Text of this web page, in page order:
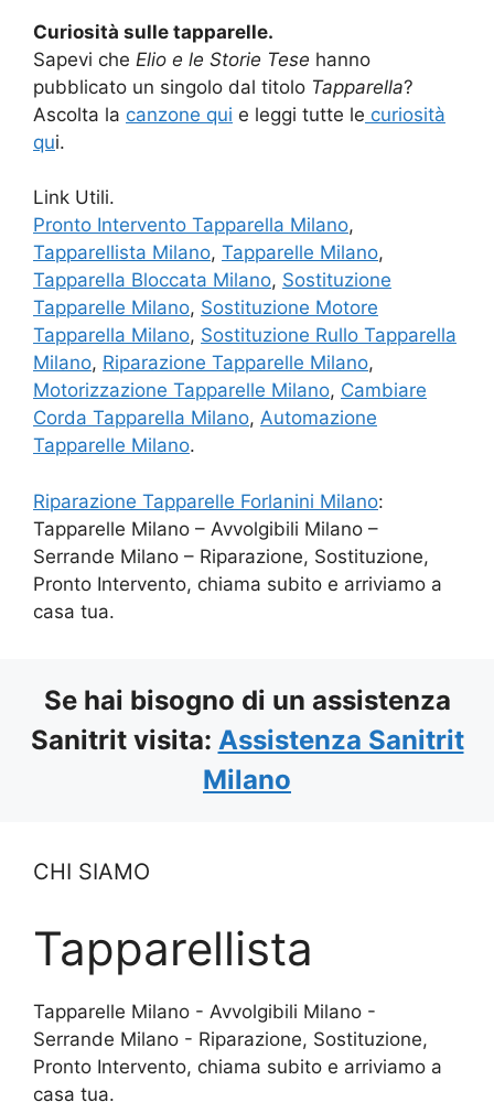
Curiosità sulle tapparelle.
Sapevi che Elio e le Storie Tese hanno
pubblicato un singolo dal titolo Tapparella?
Ascolta la canzone qui e leggi tutte le curiosità
qui.
Link Utili.
Pronto Intervento Tapparella Milano,
Tapparellista Milano, Tapparelle Milano,
Tapparella Bloccata Milano, Sostituzione
Tapparelle Milano, Sostituzione Motore
Tapparella Milano, Sostituzione Rullo Tapparella
Milano, Riparazione Tapparelle Milano,
Motorizzazione Tapparelle Milano, Cambiare
Corda Tapparella Milano, Automazione
Tapparelle Milano.
Riparazione Tapparelle Forlanini Milano:
Tapparelle Milano – Avvolgibili Milano –
Serrande Milano – Riparazione, Sostituzione,
Pronto Intervento, chiama subito e arriviamo a
casa tua.
Se hai bisogno di un assistenza
Sanitrit visita: Assistenza Sanitrit
Milano
CHI SIAMO
Tapparellista
Tapparelle Milano - Avvolgibili Milano -
Serrande Milano - Riparazione, Sostituzione,
Pronto Intervento, chiama subito e arriviamo a
casa tua.